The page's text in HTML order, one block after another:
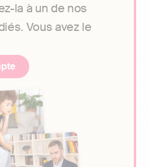
la à un de nos
Vous avez le